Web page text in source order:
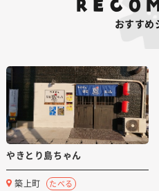
おすすめ
やきとり島ちゃん
築上町 たべる